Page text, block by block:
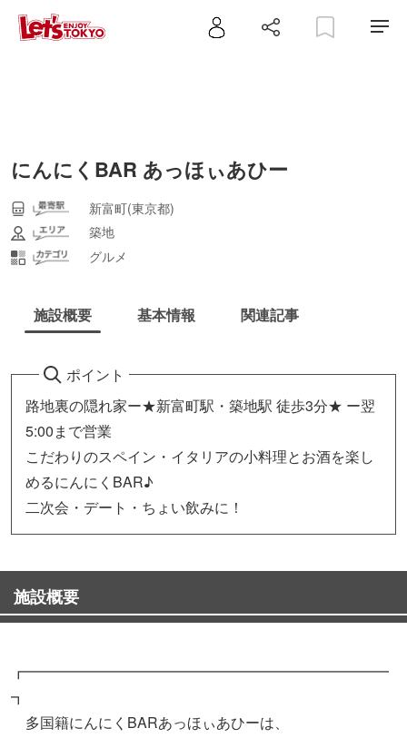
にんにくBAR あっほぃあひー
新富町(東京都)
築地
グルメ
施設概要 基本情報 関連記事
ポイント
路地裏の隠れ家ー★新富町駅・築地駅 徒歩3分★ ー翌
5:00まで営業
こだわりのスペイン・イタリアの小料理とお酒を楽し
めるにんにくBAR♪
二次会・デート・ちょい飲みに！
施設概要
┏━━━━━━━━━━━━━━━━━━━━━━━━━
┓
多国籍にんにくBARあっほぃあひーは、